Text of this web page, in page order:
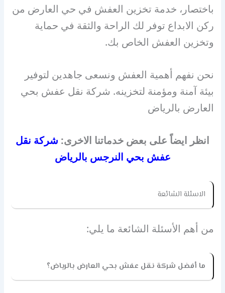
باختصار، خدمة تخزين العفش في حي العارض من
ركن الابداع توفر لك الراحة والثقة في حماية
وتخزين العفش الخاص بك.
نحن نفهم أهمية العفش ونسعى جاهدين لتوفير
بيئة آمنة ومؤمنة لتخزينه. شركة نقل عفش بحي
العارض بالرياض
انظر ايضاً على بعض خدماتنا الاخرى: شركة نقل
عفش بحي النرجس بالرياض
الاسئلة الشائعة
من أهم الأسئلة الشائعة ما يلي:
ما أفضل شركة نقل عفش بحي العارض بالرياض؟